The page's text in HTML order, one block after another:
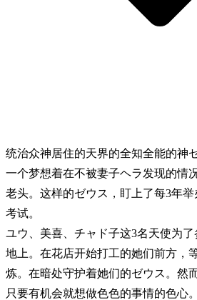
统治众神居住的天界的全知全能的神
一个梦想着在不被妻子ヘラ发现的情
老头。这样的ゼウス，盯上了每3年
考试。
ユウ、美喜、チャド子这3名天使为
地上。在花店开始打工的她们前方，
炼。在暗处守护着她们的ゼウス。然
只要有机会就想做色色的事情的色心